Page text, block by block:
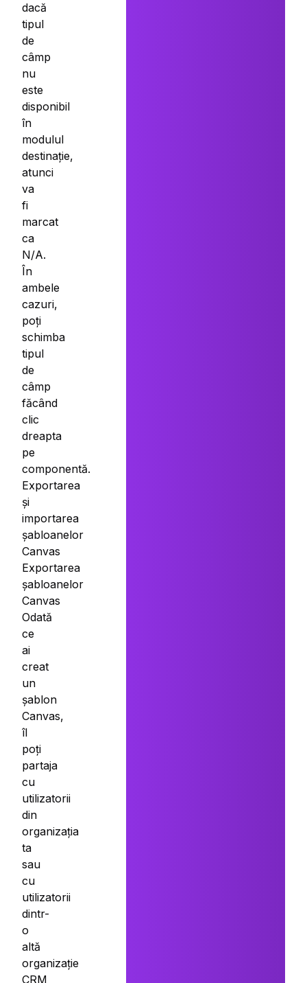
dacă
tipul
de
câmp
nu
este
disponibil
în
modulul
destinație,
atunci
va
fi
marcat
ca
N/A.
În
ambele
cazuri,
poți
schimba
tipul
de
câmp
făcând
clic
dreapta
pe
componentă.
Exportarea
și
importarea
șabloanelor
Canvas
Exportarea
șabloanelor
Canvas
Odată
ce
ai
creat
un
șablon
Canvas,
îl
poți
partaja
cu
utilizatorii
din
organizația
ta
sau
cu
utilizatorii
dintr-
o
altă
organizație
CRM